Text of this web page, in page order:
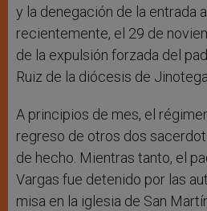
y la denegación de la entrada
recientemente, el 29 de
de la expulsión forzada del
Ruiz de la diócesis de Jinotega.
A principios de mes, el
regreso de otros dos
de hecho. Mientras tanto, el
Vargas fue detenido por las
misa en la iglesia de San